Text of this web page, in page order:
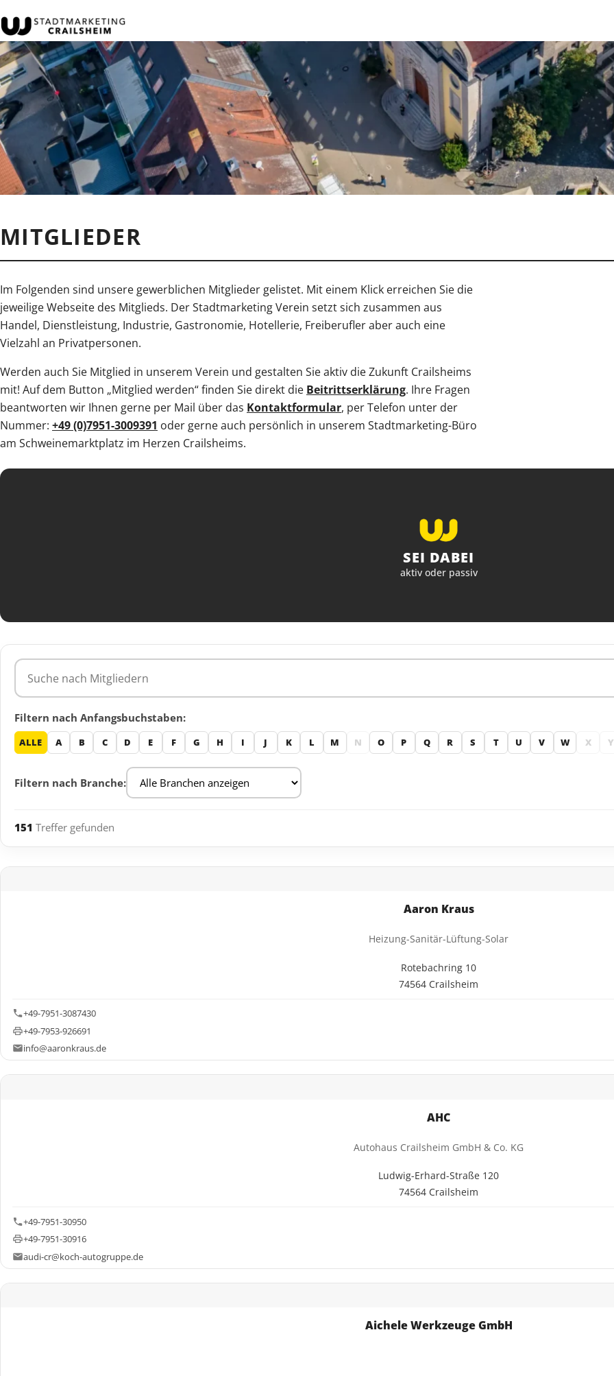
MITGLIEDER
Im Folgenden sind unsere gewerblichen Mitglieder gelistet. Mit einem Klick erreichen Sie die
jeweilige Webseite des Mitglieds. Der Stadtmarketing Verein setzt sich zusammen aus
Handel, Dienstleistung, Industrie, Gastronomie, Hotellerie, Freiberufler aber auch eine
Vielzahl an Privatpersonen.
Werden auch Sie Mitglied in unserem Verein und gestalten Sie aktiv die Zukunft Crailsheims
mit! Auf dem Button „Mitglied werden“ finden Sie direkt die Beitrittserklärung. Ihre Fragen
beantworten wir Ihnen gerne per Mail über das Kontaktformular, per Telefon unter der
Nummer: +49 (0)7951-3009391 oder gerne auch persönlich in unserem Stadtmarketing-Büro
am Schweinemarktplatz im Herzen Crailsheims.
SEI DABEI
aktiv oder passiv
Mitglieder suchen
Filtern nach Anfangsbuchstaben:
ALLE A B C D E F G H I J K L M N O P Q R S T U V W X Y
Filtern nach Branche:
151 Treffer gefunden
Aaron Kraus
Heizung-Sanitär-Lüftung-Solar
Rotebachring 10
74564 Crailsheim
+49-7951-3087430
+49-7953-926691
info@aaronkraus.de
AHC
Autohaus Crailsheim GmbH & Co. KG
Ludwig-Erhard-Straße 120
74564 Crailsheim
+49-7951-30950
+49-7951-30916
audi-cr@koch-autogruppe.de
Aichele Werkzeuge GmbH